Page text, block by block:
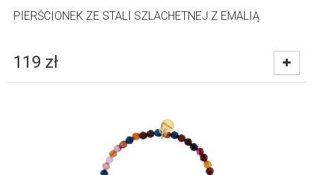
PIERŚCIONEK ZE STALI SZLACHETNEJ Z EMALIĄ
119 zł